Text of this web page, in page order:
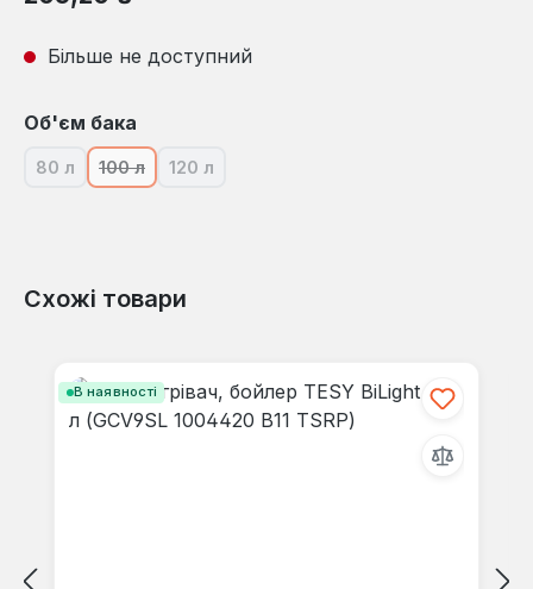
Більше не доступний
Виберіть
Об'єм бака
80 л(Ця опція наразі недоступна.)
100 л(Ця опція наразі недоступна.)
120 л(Ця опція наразі недоступна.)
Схожі товари
В наявності